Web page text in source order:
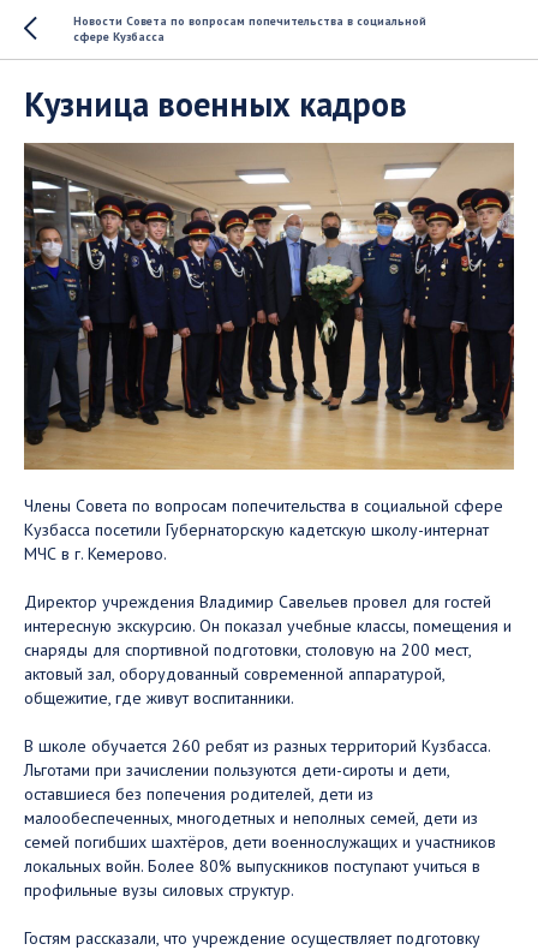
Новости Совета по вопросам попечительства в социальной
сфере Кузбасса
Кузница военных кадров
Члены Совета по вопросам попечительства в социальной сфере
Кузбасса посетили Губернаторскую кадетскую школу-интернат
МЧС в г. Кемерово.
Директор учреждения Владимир Савельев провел для гостей
интересную экскурсию. Он показал учебные классы, помещения и
снаряды для спортивной подготовки, столовую на 200 мест,
актовый зал, оборудованный современной аппаратурой,
общежитие, где живут воспитанники.
В школе обучается 260 ребят из разных территорий Кузбасса.
Льготами при зачислении пользуются дети-сироты и дети,
оставшиеся без попечения родителей, дети из
малообеспеченных, многодетных и неполных семей, дети из
семей погибших шахтёров, дети военнослужащих и участников
локальных войн. Более 80% выпускников поступают учиться в
профильные вузы силовых структур.
Гостям рассказали, что учреждение осуществляет подготовку